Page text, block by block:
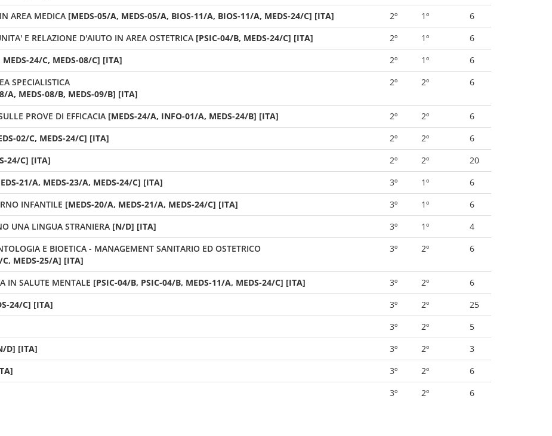
AREA MEDICA [MEDS-05/A, MEDS-05/A, BIOS-11/A, BIOS-11/A, MEDS-24/C] [ITA] 2º 1º
6
E RELAZIONE D'AIUTO IN AREA OSTETRICA [PSIC-04/B, MEDS-24/C] [ITA] 2º 1º
6
24/C, MEDS-08/C] [ITA] 2º 1º
6
SPECIALISTICA
A, MEDS-08/B, MEDS-09/B] [ITA]
2º 2º 6
PROVE DI EFFICACIA [MEDS-24/A, INFO-01/A, MEDS-24/B] [ITA] 2º 2º
6
02/C, MEDS-24/C] [ITA] 2º 2º
6
24/C] [ITA] 2º 2º
20
21/A, MEDS-23/A, MEDS-24/C] [ITA] 3º 1º
6
INFANTILE [MEDS-20/A, MEDS-21/A, MEDS-24/C] [ITA] 3º 1º
6
UNA LINGUA STRANIERA [N/D] [ITA] 3º 1º
4
E BIOETICA - MANAGEMENT SANITARIO ED OSTETRICO
MEDS-25/A] [ITA]
3º 2º 6
IN SALUTE MENTALE [PSIC-04/B, PSIC-04/B, MEDS-11/A, MEDS-24/C] [ITA] 3º 2º
6
24/C] [ITA] 3º 2º
25
3º 2º
5
D] [ITA] 3º 2º
3
3º 2º
6
3º 2º 6